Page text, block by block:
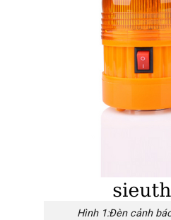
Hình 1:Đèn cảnh